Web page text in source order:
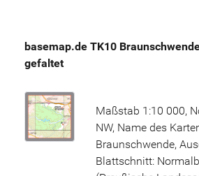
basemap.de TK10
gefaltet
Maßstab 1:10 000,
NW, Name des
Braunschwende,
Blattschnitt: